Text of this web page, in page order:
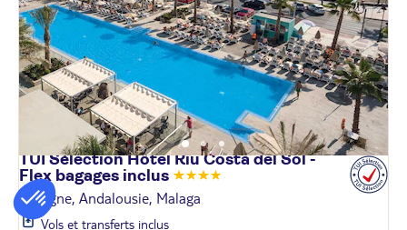
TUI Sélection Hôtel Riu Costa del Sol -
Flex bagages inclus
Espagne, Andalousie, Malaga
Vols et transferts inclus